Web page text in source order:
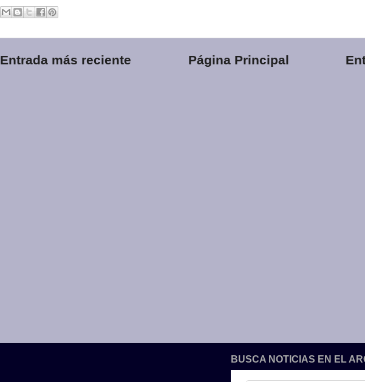
Entrada más reciente Página Principal
BUSCA NOTICIAS EN EL